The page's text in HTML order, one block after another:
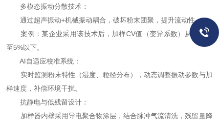
多模态振动分散技术：
通过超声振动+机械振动耦合，破坏粉末团聚，提升流动性。
案例：某企业采用该技术后，加样CV值（变异系数）从12%降
至5%以下。
AI自适应校准系统：
实时监测粉末特性（湿度、粒径分布），动态调整振动参数与加
样速度，补偿环境干扰。
抗静电与低残留设计：
加样器内壁采用导电聚合物涂层，结合脉冲气流清洗，残留量降